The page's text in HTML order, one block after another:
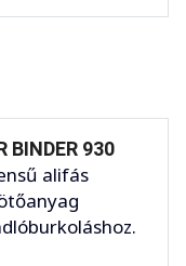
BINDER 930
alifás